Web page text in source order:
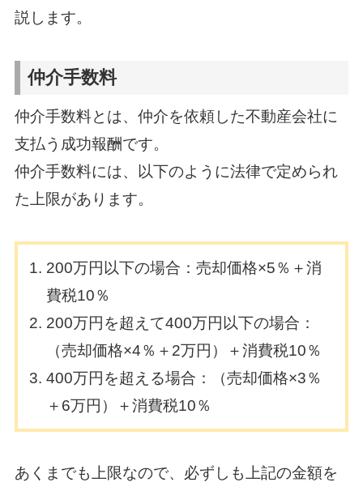
説します。
仲介手数料
仲介手数料とは、仲介を依頼した不動産会社に
支払う成功報酬です。
仲介手数料には、以下のように法律で定められ
た上限があります。
200万円以下の場合：売却価格×5％＋消
費税10％
200万円を超えて400万円以下の場合：
（売却価格×4％＋2万円）＋消費税10％
400万円を超える場合：（売却価格×3％
＋6万円）＋消費税10％
あくまでも上限なので、必ずしも上記の金額を